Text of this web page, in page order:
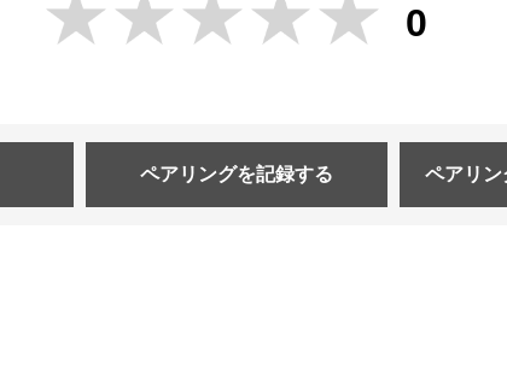
0
ペアリングを記録する ペアリン